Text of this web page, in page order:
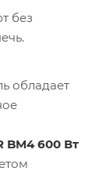
без
обладает
BM4 600 Вт